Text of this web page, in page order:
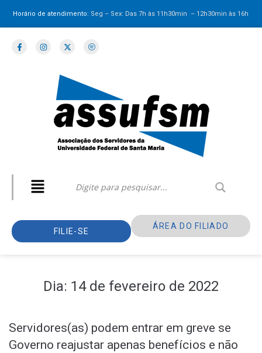
Horário de atendimento: Seg – Sex: Das 7h às 11h30min – 12h30minàs 16h
FILIE-SE
ÁREA DO FILIADO
Dia: 14 de fevereiro de 2022
Servidores(as) podem entrar em greve se
Governo reajustar apenas benefícios e não